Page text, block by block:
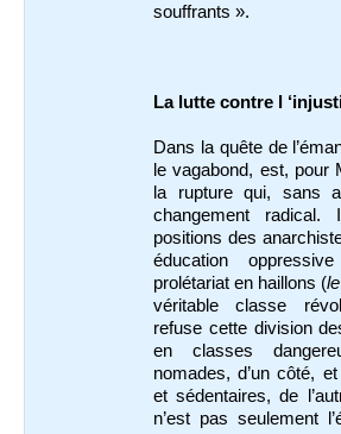
souffrants ».
La lutte contre l
Dans la quête de
le vagabond, est, pour
la rupture qui, sans
changement
positions des
éducation
prolétariat en haillons (
véritable classe
refuse cette division
en classes
nomades, d’un côté,
et sédentaires, de
n’est pas seulement